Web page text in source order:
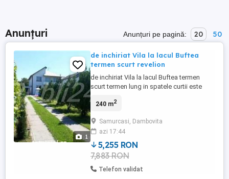
Anunțuri Anunțuri pe pagină: 20 50
1
de inchiriat Vila la lacul Buftea
termen scurt revelion
de inchiriat Vila la lacul Buftea termen
scurt termen lung in spatele curtii este
terasa 20 mp 5 dormitoare 2 bai curte
240 m2
Samurcasi, Dambovita
azi 17:44
5,255 RON
7,883 RON
Telefon validat